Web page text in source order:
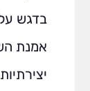
בדגש
אמנת